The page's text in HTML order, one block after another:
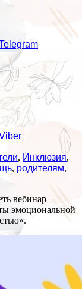
, Инклюзия,
, родителям,
вебинар
эмоциональной